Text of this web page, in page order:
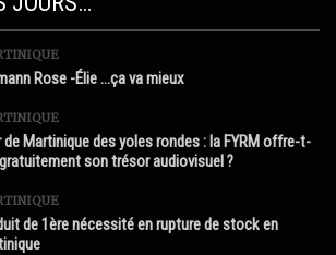
Rose -Élie …ça va mieux
de Martinique des yoles rondes : la FYRM offre-t-
son trésor audiovisuel ?
de 1ère nécessité en rupture de stock en